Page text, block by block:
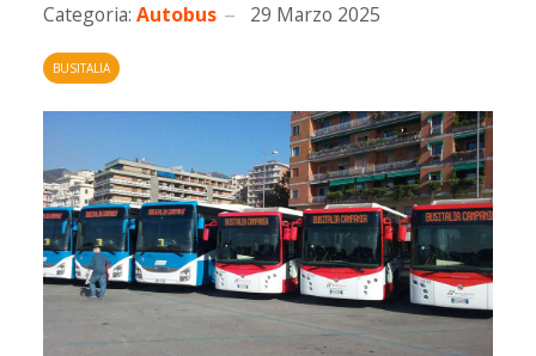
Categoria: Autobus 29 Marzo 2025
BUSITALIA